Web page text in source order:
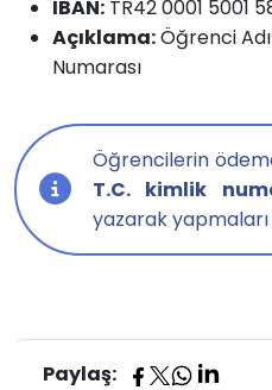
IBAN: TR42 0001 5001
Açıklama:Öğrenci
Numarası
Öğrencilerin
T.C. kimlik
yazarak yapmaları
Paylaş: